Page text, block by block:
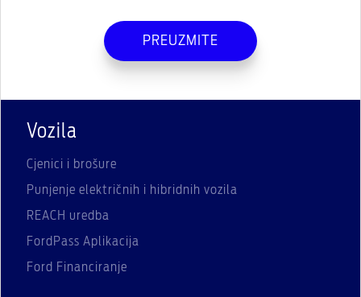
PREUZMITE
Vozila
Cjenici i brošure
Punjenje električnih i hibridnih vozila
REACH uredba
FordPass Aplikacija
Ford Financiranje